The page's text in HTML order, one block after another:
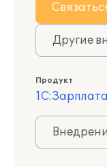
Другие
Продукт